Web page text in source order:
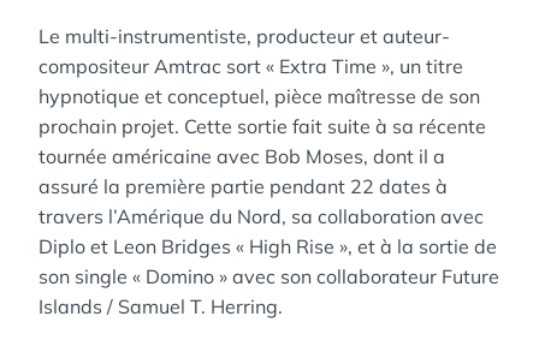
Le multi-instrumentiste, producteur et auteur-
compositeur Amtrac sort « Extra Time », un titre
hypnotique et conceptuel, pièce maîtresse de son
prochain projet. Cette sortie fait suite à sa récente
tournée américaine avec Bob Moses, dont il a
assuré la première partie pendant 22 dates à
travers l’Amérique du Nord, sa collaboration avec
Diplo et Leon Bridges « High Rise », et à la sortie de
son single « Domino » avec son collaborateur Future
Islands / Samuel T. Herring.